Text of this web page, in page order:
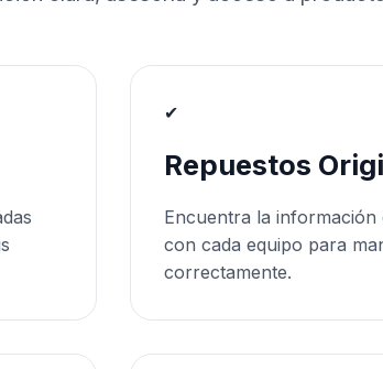
✔
Repuestos
Encuentra la información
con cada equipo para
correctamente.